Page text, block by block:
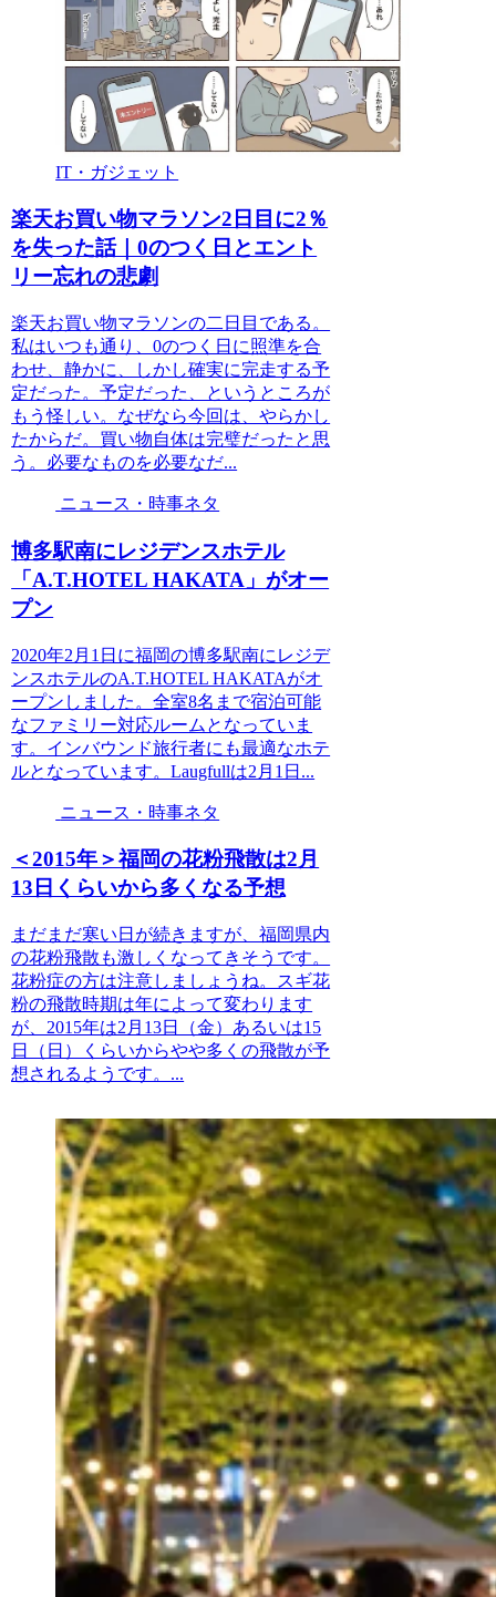
IT・ガジェット
楽天お買い物マラソン2日目に2％
を失った話｜0のつく日とエント
リー忘れの悲劇
楽天お買い物マラソンの二日目である。
私はいつも通り、0のつく日に照準を合
わせ、静かに、しかし確実に完走する予
定だった。予定だった、というところが
もう怪しい。なぜなら今回は、やらかし
たからだ。買い物自体は完璧だったと思
う。必要なものを必要なだ...
ニュース・時事ネタ
博多駅南にレジデンスホテル
「A.T.HOTEL HAKATA」がオー
プン
2020年2月1日に福岡の博多駅南にレジデ
ンスホテルのA.T.HOTEL HAKATAがオ
ープンしました。全室8名まで宿泊可能
なファミリー対応ルームとなっていま
す。インバウンド旅行者にも最適なホテ
ルとなっています。Laugfullは2月1日...
ニュース・時事ネタ
＜2015年＞福岡の花粉飛散は2月
13日くらいから多くなる予想
まだまだ寒い日が続きますが、福岡県内
の花粉飛散も激しくなってきそうです。
花粉症の方は注意しましょうね。スギ花
粉の飛散時期は年によって変わります
が、2015年は2月13日（金）あるいは15
日（日）くらいからやや多くの飛散が予
想されるようです。...